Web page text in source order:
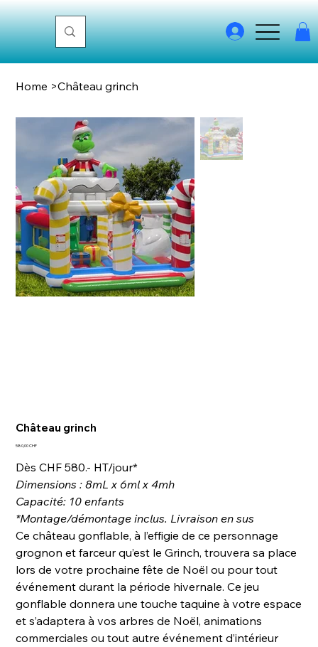
Home >Château grinch
Château grinch
Prix
580,00 CHF
Dès CHF 580.- HT/jour*
Dimensions : 8mL x 6ml x 4mh
Capacité: 10 enfants
*Montage/démontage inclus. Livraison en sus
Ce château gonflable, à l’effigie de ce personnage
grognon et farceur qu’est le Grinch, trouvera sa place
lors de votre prochaine fête de Noël ou pour tout
événement durant la période hivernale. Ce jeu
gonflable donnera une touche taquine à votre espace
et s’adaptera à vos arbres de Noël, animations
commerciales ou tout autre événement d’intérieur